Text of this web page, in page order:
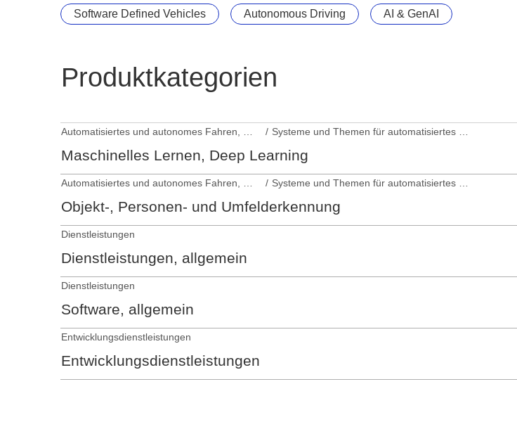
Software Defined Vehicles Autonomous Driving AI & GenAI
Produktkategorien
Maschinelles Lernen, Deep Learning
Objekt-, Personen- und Umfelderkennung
Dienstleistungen
Dienstleistungen, allgemein
Dienstleistungen
Software, allgemein
Entwicklungsdienstleistungen
Entwicklungsdienstleistungen